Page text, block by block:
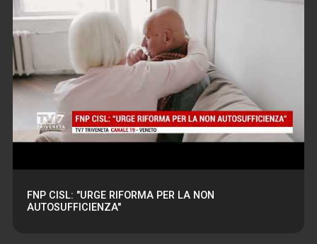
FNP CISL: "URGE RIFORMA PER LA NON
AUTOSUFFICIENZA"